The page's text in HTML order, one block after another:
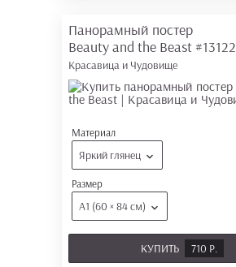
Панорамный постер
Beauty and the Beast #13122
Красавица и Чудовище
Материал
Яркий глянец
Размер
А1 (60 × 84 см)
КУПИТЬ 710 Р.